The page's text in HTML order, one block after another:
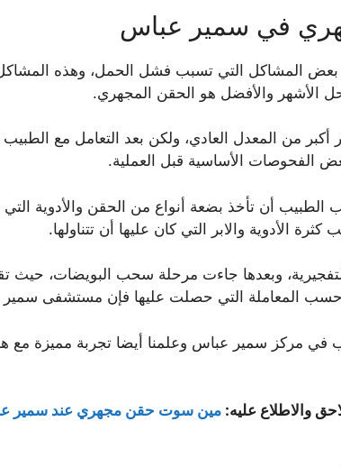
في سمير عباس
بعض المشاكل التي تسبب فشل الحمل، وهذه
الأشهر والأفضل هو الحقن المجهري.
من المعدل العادي، ولكن بعد التعامل مع
الفحوصات الأساسية قبل العملية.
أن تأخذ بضعة أنواع من الحقن والأدوية
الأدوية والابر التي كان عليها أن تتناولها.
وبعدها جاءت مرحلة سحب البويضات،
حسب المعاملة التي حصلت عليها فإن مستشفى
في مركز سمير عباس وعلمنا أيضا تجربة
والاطلاع عليه: مين سوت حقن مجهري عند سمير